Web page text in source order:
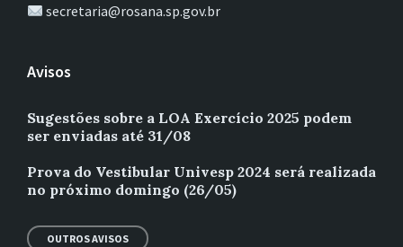
secretaria@rosana.sp.gov.br
Avisos
Sugestões sobre a LOA Exercício 2025 podem
ser enviadas até 31/08
Prova do Vestibular Univesp 2024 será realizada
no próximo domingo (26/05)
OUTROS AVISOS